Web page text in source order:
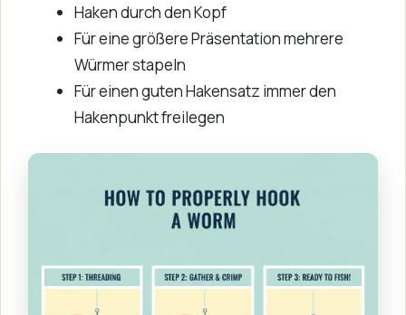
Haken durch den Kopf
Für eine größere Präsentation mehrere
Würmer stapeln
Für einen guten Hakensatz immer den
Hakenpunkt freilegen